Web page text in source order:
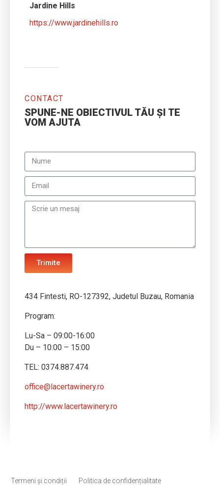
Jardine Hills
https://www.jardinehills.ro
CONTACT
SPUNE-NE OBIECTIVUL TĂU ȘI TE
VOM AJUTA
Trimite
434 Fintesti, RO-127392, Judetul Buzau, Romania
Program:
Lu-Sa – 09:00-16:00
Du – 10:00 – 15:00
TEL: 0374.887.474
office@lacertawinery.ro
http://www.lacertawinery.ro
Termeni și condiții Politica de confidențialitate